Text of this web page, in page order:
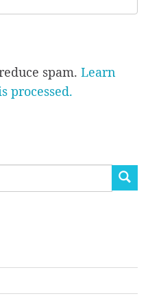
spam. Learn
processed.